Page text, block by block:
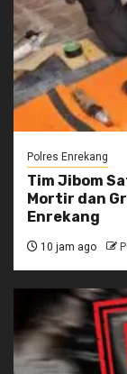
Polres Enrekang
Tim Jibom
Mortir dan
Enrekang
10 jam ago